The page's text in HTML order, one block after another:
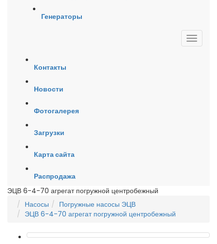
Генераторы
Контакты
Новости
Фотогалерея
Загрузки
Карта сайта
Распродажа
ЭЦВ 6-4-70 агрегат погружной центробежный
Насосы
Погружные насосы ЭЦВ
ЭЦВ 6-4-70 агрегат погружной центробежный